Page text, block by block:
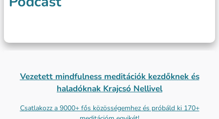
Vezetett mindfulness meditációk kezdőknek és
haladóknak Krajcsó Nellivel
Csatlakozz a 9000+ fős közösségemhez és próbáld ki 170+